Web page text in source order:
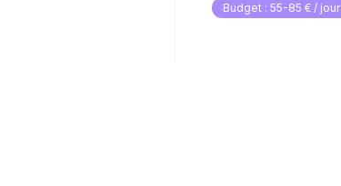
Budget : 55-85 € / jour